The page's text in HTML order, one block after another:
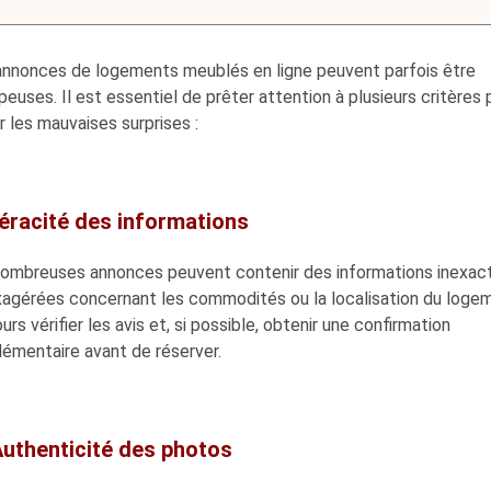
de logements meublés en ligne peuvent parfois être
Il est essentiel de prêter attention à plusieurs critères
les mauvaises surprises :
des informations
annonces peuvent contenir des informations
concernant les commodités ou la localisation du
vérifier les avis et, si possible, obtenir une confirmation
avant de réserver.
des photos